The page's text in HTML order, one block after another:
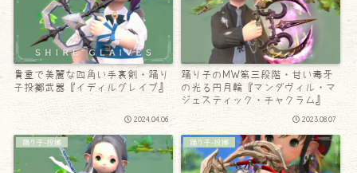
貴重で美麗な四角い手裏剣・踊り
子投擲武器『イディルグレイブ』
2024.04.06
踊り子のMW第三段階・甘い毒牙
の光る円月輪『マンダヴィル・マ
ジェスティック・チャクラム』
2023.08.07
踊り子-投擲 踊り子-投擲